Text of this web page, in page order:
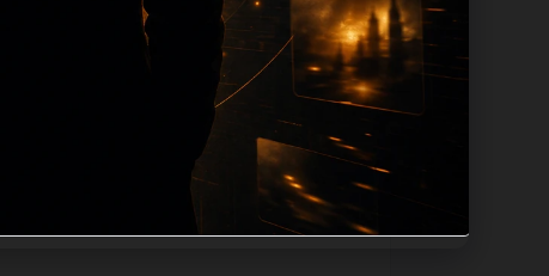
alt、title和推荐链接，确保页面既能被搜
同问题角度。栏目页则保留清晰入口，方